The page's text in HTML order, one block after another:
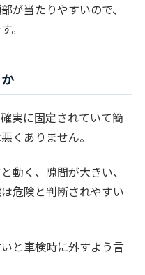
が当たりやすいので、
。
実に固定されていて簡
くありません。
動く、隙間が大きい、
危険と判断されやすい
と車検時に外すよう言